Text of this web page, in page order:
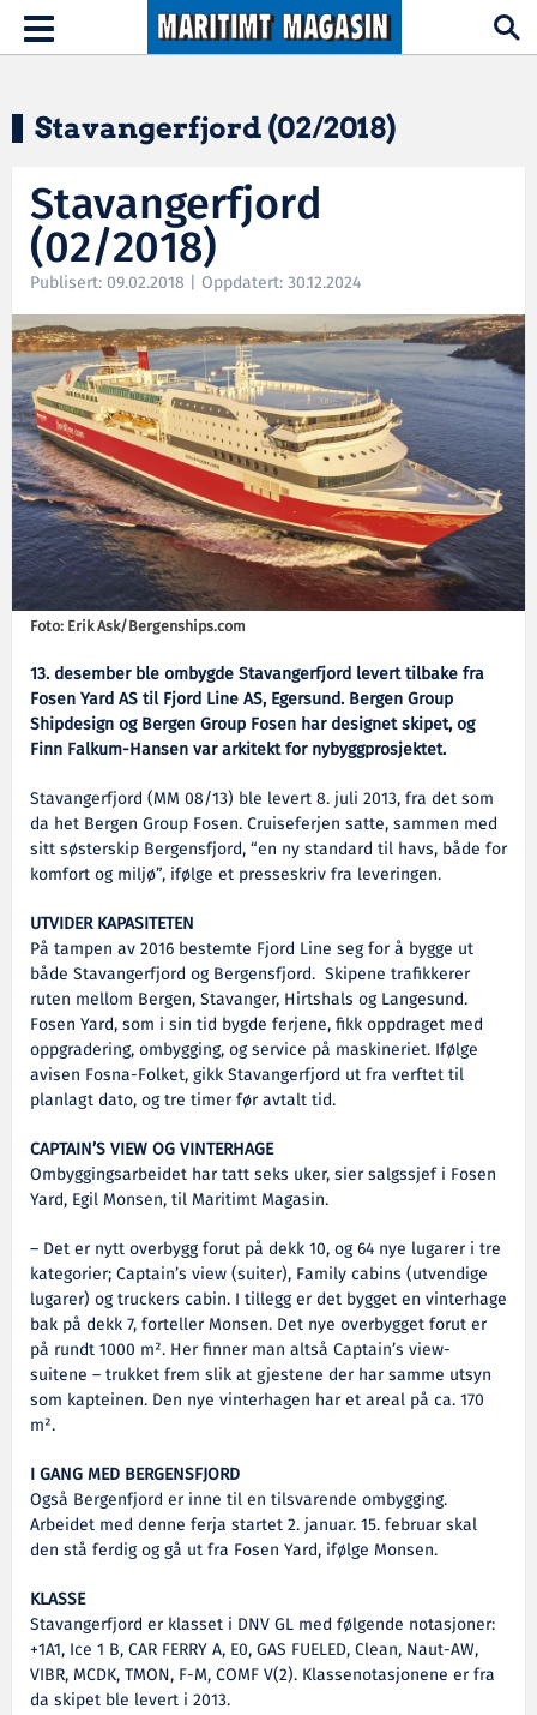
Hopp til hovedinnhold
Toggle
navigation
Stavangerfjord (02/2018)
Stavangerfjord
(02/2018)
Publisert: 09.02.2018 | Oppdatert: 30.12.2024
Foto: Erik Ask/Bergenships.com
13. desember ble ombygde Stavangerfjord levert tilbake fra
Fosen Yard AS til Fjord Line AS, Egersund. Bergen Group
Shipdesign og Bergen Group Fosen har designet skipet, og
Finn Falkum-Hansen var arkitekt for nybyggprosjektet.
Stavangerfjord (MM 08/13) ble levert 8. juli 2013, fra det som
da het Bergen Group Fosen. Cruiseferjen satte, sammen med
sitt søsterskip Bergensfjord, “en ny standard til havs, både for
komfort og miljø”, ifølge et presseskriv fra leveringen.
UTVIDER KAPASITETEN
På tampen av 2016 bestemte Fjord Line seg for å bygge ut
både Stavangerfjord og Bergensfjord. Skipene trafikkerer
ruten mellom Bergen, Stavanger, Hirtshals og Langesund.
Fosen Yard, som i sin tid bygde ferjene, fikk oppdraget med
oppgradering, ombygging, og service på maskineriet. Ifølge
avisen Fosna-Folket, gikk Stavangerfjord ut fra verftet til
planlagt dato, og tre timer før avtalt tid.
CAPTAIN’S VIEW OG VINTERHAGE
Ombyggingsarbeidet har tatt seks uker, sier salgssjef i Fosen
Yard, Egil Monsen, til Maritimt Magasin.
– Det er nytt overbygg forut på dekk 10, og 64 nye lugarer i tre
kategorier; Captain’s view (suiter), Family cabins (utvendige
lugarer) og truckers cabin. I tillegg er det bygget en vinterhage
bak på dekk 7, forteller Monsen. Det nye overbygget forut er
på rundt 1000 m². Her finner man altså Captain’s view-
suitene – trukket frem slik at gjestene der har samme utsyn
som kapteinen. Den nye vinterhagen har et areal på ca. 170
m².
I GANG MED BERGENSFJORD
Også Bergenfjord er inne til en tilsvarende ombygging.
Arbeidet med denne ferja startet 2. januar. 15. februar skal
den stå ferdig og gå ut fra Fosen Yard, ifølge Monsen.
KLASSE
Stavangerfjord er klasset i DNV GL med følgende notasjoner:
+1A1, Ice 1 B, CAR FERRY A, E0, GAS FUELED, Clean, Naut-AW,
VIBR, MCDK, TMON, F-M, COMF V(2). Klassenotasjonene er fra
da skipet ble levert i 2013.